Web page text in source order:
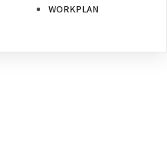
WORKPLAN